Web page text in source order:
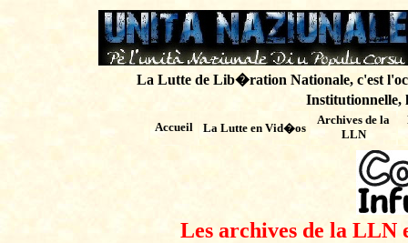
La Lutte de Lib�ration Nationale, c'est
Institutionnelle,
Accueil La Lutte en Vid�os
Archives de la
LLN
Les archives de la LLN